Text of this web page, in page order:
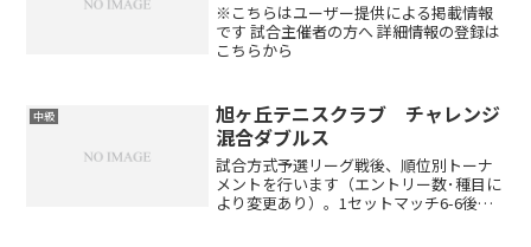
※こちらはユーザー提供による掲載情報
です 試合主催者の方へ 詳細情報の登録は
こちらから
中級
旭ヶ丘テニスクラブ チャレンジ
混合ダブルス
試合方式予選リーグ戦後、順位別トーナ
メントを行います（エントリー数･種目に
より変更あり）。1セットマッチ6-6後タ